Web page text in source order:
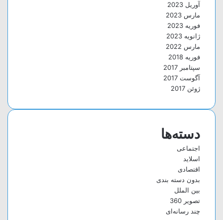
آوریل 2023
مارس 2023
فوریه 2023
ژانویه 2023
مارس 2022
فوریه 2018
سپتامبر 2017
آگوست 2017
ژوئن 2017
دسته‌ها
اجتماعی
اسلاید
اقتصادی
بدون دسته بندی
بین الملل
تصویر 360
چند رسانه‌ای